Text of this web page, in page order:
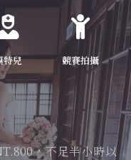
特兒 競賽拍攝
，不足半小時以